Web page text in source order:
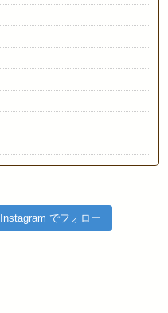
Instagram でフォロー